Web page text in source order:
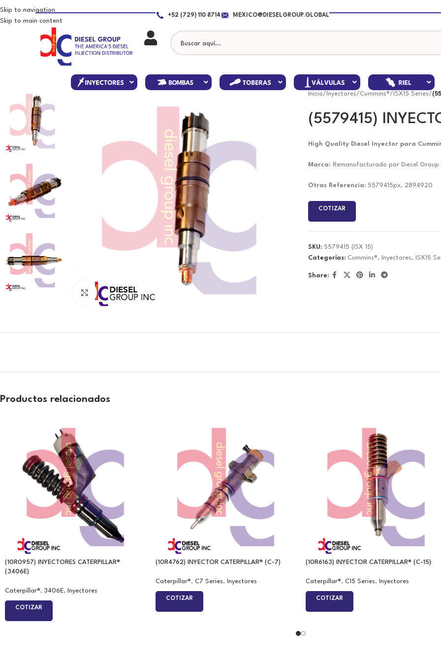
Skip to navigation
Skip to main content
+52 (729) 110 8714 MEXICO@DIESELGROUP.GLOBAL
Click to enlarge
Inicio/ Inyectores/ Cummins®/ ISX15 Series/
(5579415)
High Quality Diesel Inyector para
Marca: Remanufacturado por Diesel Group
Otras Referencia: 5579415px, 2894920
COTIZAR
SKU: 5579415 (ISX 15)
Categorías: Cummins®, Inyectores, ISX15
Share:
Productos relacionados
(10R0957) INYECTORES CATERPILLAR®
(3406E)
Caterpillar®, 3406E, Inyectores
COTIZAR
(10R4762) INYECTOR CATERPILLAR® (C-7)
Caterpillar®, C7 Series, Inyectores
COTIZAR
(10R6163) INYECTOR CATERPILLAR® (C-15)
Caterpillar®, C15 Series, Inyectores
COTIZAR